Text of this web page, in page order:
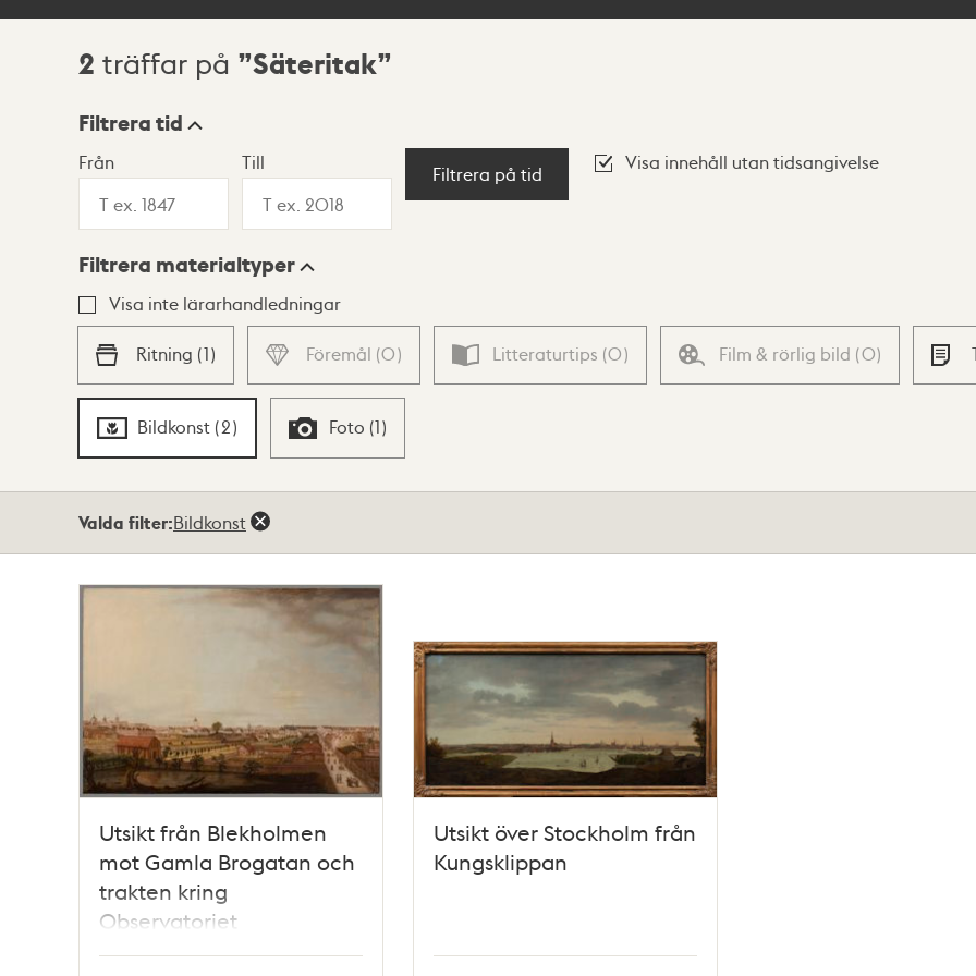
Sökresultat
2 träffar på Säteritak
Visningsläge
Lista Karta
Filtrera tid
Från Till
Filtrera på tid
Visa innehåll utan tidsangivelse
Filtrera materialtyper
Visa inte lärarhandledningar
Ritning (1) Föremål (0) Litteraturtips (0) Film & rörlig bild (0)
Bildkonst (2) Foto (1)
Valda filter:Bildkonst
Utsikt från Blekholmen
mot Gamla Brogatan och
trakten kring
Observatoriet
Utsikt över Stockholm från
Kungsklippan